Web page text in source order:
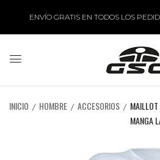
ENVÍO GRATIS EN TODOS LOS
INICIO HOMBRE ACCESORIOS
MAILLOT
MANGA